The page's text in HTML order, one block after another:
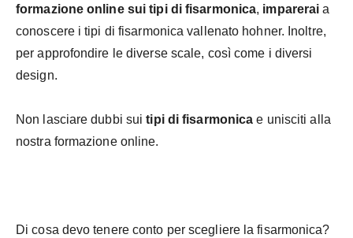
formazione online sui tipi di fisarmonica, imparerai a
conoscere i tipi di fisarmonica vallenato hohner. Inoltre,
per approfondire le diverse scale, così come i diversi
design.
Non lasciare dubbi suitipi di fisarmonica e unisciti alla
nostra formazione online.
Di cosa devo tenere conto per scegliere la fisarmonica?